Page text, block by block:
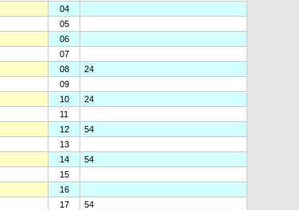
04
05
06
07
08
24
09
10
24
11
12
54
13
14
54
15
16
17
54